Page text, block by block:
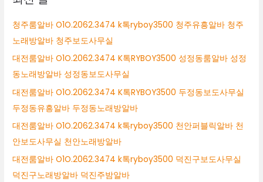
알
바
둔
산
동
룸
알
바
청주룸알바 O1O.2062.3474 k톡ryboy3500 청주유흥알바 청주
노래방알바 청주보도사무실
대전룸알바 O1O.2062.3474 K톡RYBOY3500 성정동룸알바 성정
동노래방알바 성정동보도사무실
대전룸알바 O1O.2062.3474 K톡RYBOY3500 두정동보도사무실
두정동유흥알바 두정동노래방알바
대전룸알바 O1O.2062.3474 k톡ryboy3500 천안퍼블릭알바 천
안보도사무실 천안노래방알바
대전룸알바 O1O.2062.3474 k톡ryboy3500 덕진구보도사무실
덕진구노래방알바 덕진주밤알바